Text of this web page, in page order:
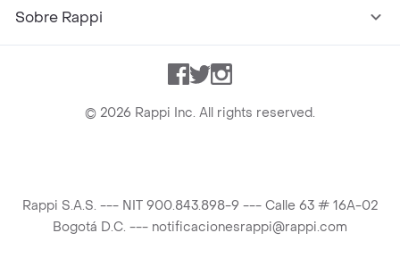
Sobre Rappi
Facebook
TwitterInstagram
© 2026 Rappi Inc. All rights reserved.
Rappi S.A.S. --- NIT 900.843.898-9 --- Calle 63 # 16A-02
Bogotá D.C. --- notificacionesrappi@rappi.com